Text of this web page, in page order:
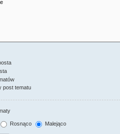
post tematu
Rosnąco Malejąco